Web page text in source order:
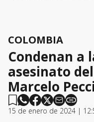
COLOMBIA
Condenan a
asesinato
Marcelo Pecci
15 de enero de 2024 |